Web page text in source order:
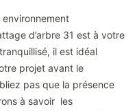
d’arbre 31 est à votre
il est idéal
projet avant le
pas que la présence
à savoir les